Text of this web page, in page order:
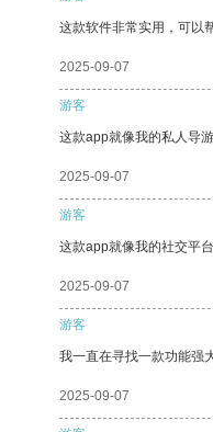
这款软件非常实用，可以
2025-09-07
游客
这款app就像我的私人导
2025-09-07
游客
这款app就像我的社交平
2025-09-07
游客
我一直在寻找一款功能强
2025-09-07